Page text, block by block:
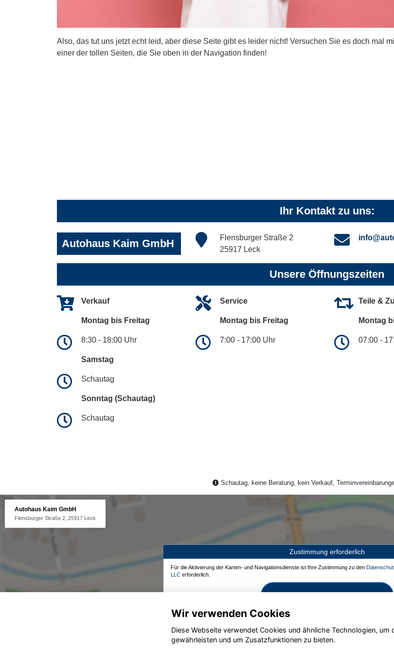
Also, das tut uns jetzt echt leid, aber diese Seite gibt es leider nicht! Versuchen Sie es doch mal
einer der tollen Seiten, die Sie oben in der Navigation finden!
Ihr Kontakt zu uns:
Autohaus Kaim GmbH
Flensburger Straße 2
25917 Leck
Unsere Öffnungszeiten
Verkauf
Montag bis Freitag
8:30 - 18:00 Uhr
Samstag
Schautag
Sonntag (Schautag)
Schautag
Service
Montag bis Freitag
7:00 - 17:00 Uhr
Teile &
Montag
07:00 -
Schautag, keine Beratung, kein Verkauf,
Autohaus Kaim GmbH
Flensburger Straße 2, 25917 Leck
Zustimmung erforderlich
Für die Aktivierung der Karten- und Navigationsdienste ist Ihre Zustimmung zu den
LLC erforderlich.
Wir verwenden Cookies
Diese Webseite verwendet Cookies und ähnliche Technologien, um
gewährleisten und um Zusatzfunktionen zu bieten.